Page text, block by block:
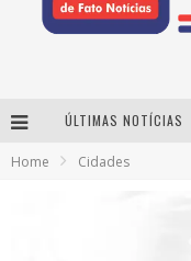
ÚLTIMAS NOTÍCIAS
Home Cidades